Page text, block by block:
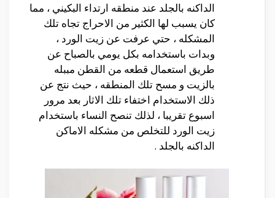
الداكنه بالجلد عند منطقه ارتداء البكيني ، مما
كان يسبب لها الكثير من الاحراج تجاه تلك
المشكله ، حتي عرفت عن زيت الورد ،
وبدات باستخدامه بكل يومي بالصباح عن
طريق استعمال قطعه من القطن مببله
بالزيت و مسح تلك المنطقه ، حيث نتج عن
ذلك الاستخدام اختفاء تلك الاثار بعد مرور
اسبوع تقريبا ، لذلك تنصح النساء باستخدام
زيت الورد للتخلص من مشكله الاماكن
الداكنه بالجلد .